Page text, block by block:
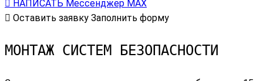
НАПИСАТЬ Мессенджер МАХ
Оставить заявку Заполнить форму
МОНТАЖ СИСТЕМ БЕЗОПАСНОСТИ